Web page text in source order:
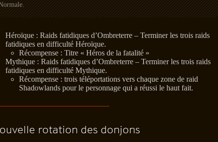
Héroïque : Raids fatidiques d’Ombreterre – Terminer les trois raids
fatidiques en difficulté Héroïque.
Récompense : Titre « Héros de la fatalité »
Mythique : Raids fatidiques d’Ombreterre – Terminer les trois raids
fatidiques en difficulté Mythique.
Récompense : trois téléportations vers chaque zone de raid
Shadowlands pour le personnage qui a réussi le haut fait.
rotation des donjons